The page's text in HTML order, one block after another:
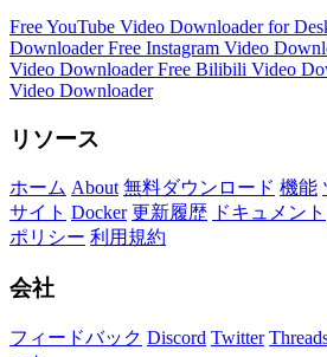
Free YouTube Video Downloader for
DownloaderFree Instagram Video
Video DownloaderFree Bilibili Video
Video Downloader
リソース
ホーム About 無料ダウンロード 機能
サイト Docker 更新履歴 ドキュメント
ポリシー 利用規約
会社
フィードバック Discord Twitter